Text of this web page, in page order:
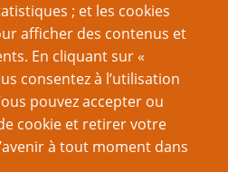
; et les cookies
afficher des contenus et
En cliquant sur «
consentez à l’utilisation
pouvez accepter ou
cookie et retirer votre
à tout moment dans
1
Page
suivante
››